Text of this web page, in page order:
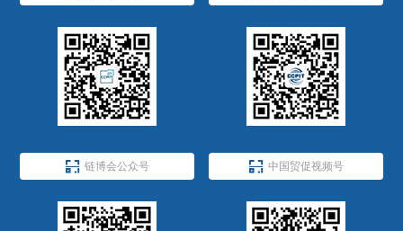
 链博会公众号  中国贸促视频号